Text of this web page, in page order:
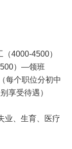
4000-4500）
）—领班
每个职位分初中
享受待遇）
业、生育、医疗